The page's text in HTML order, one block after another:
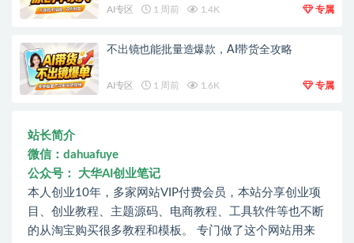
AI专区 1 周前 1.4K 专属
不出镜也能批量造爆款，AI带货全攻略
AI专区 1 周前 1.6K 专属
站长简介
微信：dahuafuye
公众号： 大华AI创业笔记
本人创业10年，多家网站VIP付费会员，本站分享创业项
目、创业教程、主题源码、电商教程、工具软件等也不断
的从淘宝购买很多教程和模板。 专门做了这个网站用来